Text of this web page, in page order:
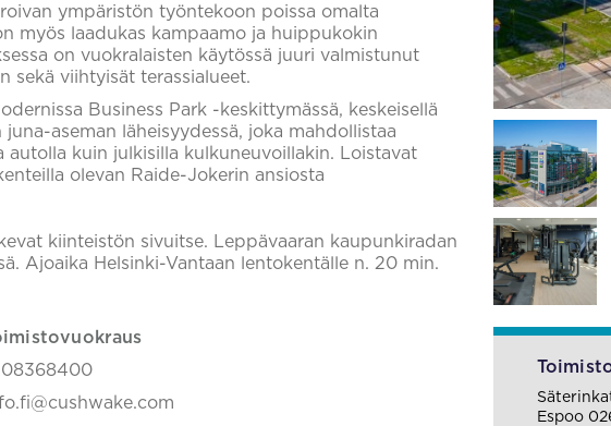
ympäristön työntekoon poissa omalta
myös laadukas kampaamo ja huippukokin
on vuokralaisten käytössä juuri valmistunut
sekä viihtyisät terassialueet.
Business Park -keskittymässä, keskeisellä
aseman läheisyydessä, joka mahdollistaa
autolla kuin julkisilla kulkuneuvoillakin. Loistavat
olevan Raide-Jokerin ansiosta
kiinteistön sivuitse. Leppävaaran kaupunkiradan
Ajoaika Helsinki-Vantaan lentokentälle n. 20 min.
Espoo